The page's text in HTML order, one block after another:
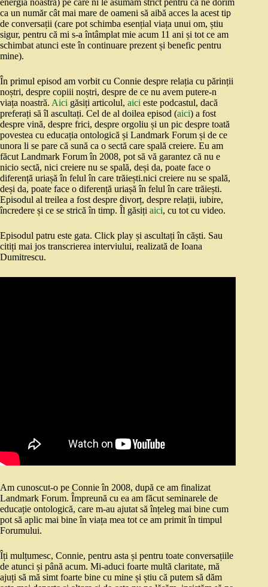
energia noastră) pe care ni le asumăm strict pentru că ne dorim
ca un număr cât mai mare de oameni să aibă acces la acest tip
de conversații (care pot schimba esențial viața unui om, știu
sigur, pentru că mi s-a întâmplat mie acum 11 ani și tot ce am
schimbat atunci este în continuare prezent și benefic pentru
mine).
În primul episod am vorbit cu Connie despre relația cu părinții
noștri, despre copiii noștri, despre de ce nu avem putere-n
viața noastră. Aici găsiți articolul, aici este podcastul, dacă
preferați să îl ascultați. Cel de al doilea episod (aici) a fost
despre vină, despre frici, despre orgoliu și un pic despre toată
povestea cu educația ontologică și Landmark Forum și de ce
unora li se pare că sună ca o sectă care spală creiere. Eu am
făcut Landmark Forum în 2008, pot să vă garantez că nu e
nicio sectă, nici creiere nu se spală, deși da, poate face o
diferență uriașă în felul în care trăiești.nici creiere nu se spală,
deși da, poate face o diferență uriașă în felul în care trăiești.
Episodul al treilea a fost despre divorț, despre relații, iubire,
încredere și ce se strică în timp. Îl găsiți aici, cu tot cu video.
Episodul patru este gata. Click play și ascultați în căști. Sau
citiți mai jos transcrierea interviului, realizată de Ioana
Dumitrescu.
Am cunoscut-o pe Connie în 2008, după ce am finalizat
Landmark Forum. Împreună cu ea am făcut seminarele de
educație ontologică, care m-au ajutat să înțeleg mai bine cum
pot să aplic mai bine în viața mea tot ce am primit în timpul
Forumului.
Îți mulțumesc, Connie, pentru asta și pentru toate conversațiile
de atunci și până acum. Mi-aduci foarte multă claritate, mă
ajuți să mă simt foarte bine cu mine și știu că putem să dăm